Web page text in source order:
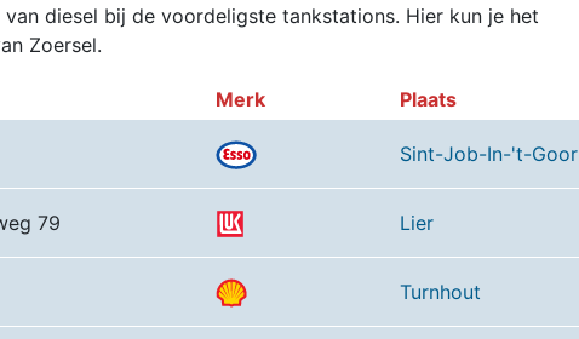
diesel bij de voordeligste tankstations. Hier kun je het
Zoersel.
Merk Plaats
Sint-Job-In-'t-Goor
79 Lier
Turnhout